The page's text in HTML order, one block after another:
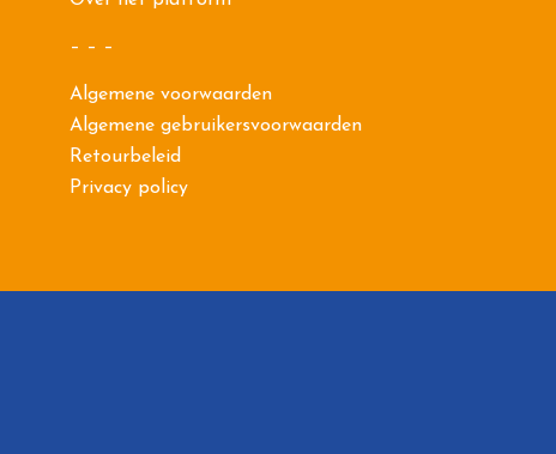
– – –
Algemene voorwaarden
Algemene gebruikersvoorwaarden
Retourbeleid
Privacy policy